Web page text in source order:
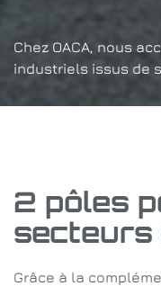
Chez OACA, nous
industriels issus de
2 pôles
secteurs
Grâce à la